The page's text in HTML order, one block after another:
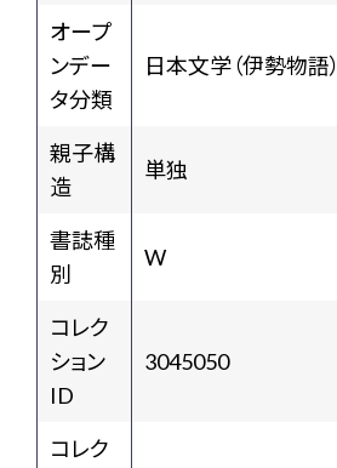
オープ
ンデー
タ分類
日本文学（伊勢物語）
親子構
造
単独
書誌種
別
W
コレク
ション
ID
3045050
コレク